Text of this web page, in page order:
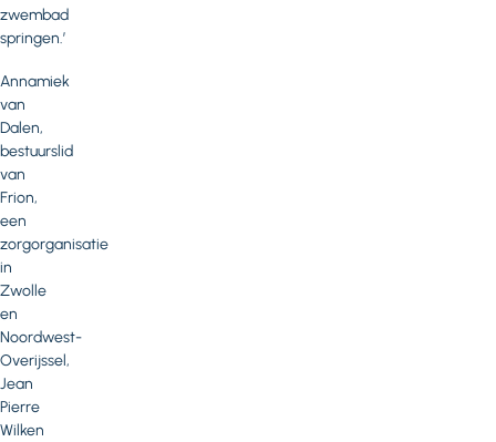
zwembad
springen.’
Annamiek
van
Dalen,
bestuurslid
van
Frion,
een
zorgorganisatie
in
Zwolle
en
Noordwest-
Overijssel,
Jean
Pierre
Wilken